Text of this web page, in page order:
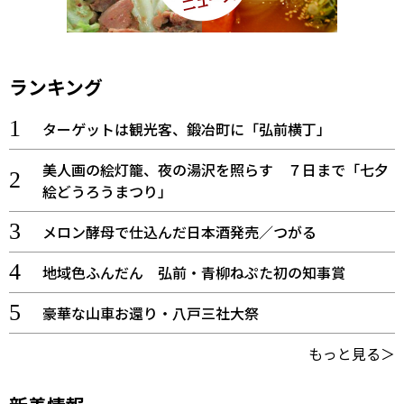
ランキング
ターゲットは観光客、鍛冶町に「弘前横丁」
美人画の絵灯籠、夜の湯沢を照らす ７日まで「七夕
絵どうろうまつり」
メロン酵母で仕込んだ日本酒発売／つがる
地域色ふんだん 弘前・青柳ねぷた初の知事賞
豪華な山車お還り・八戸三社大祭
もっと見る＞